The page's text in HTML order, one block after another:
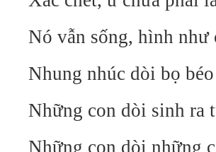
Nó vẫn sống, hình như
Nhung nhúc dòi bọ
Những con dòi sinh ra
Những con dòi những